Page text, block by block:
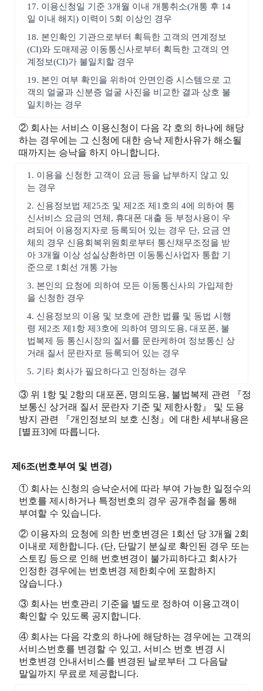
17. 이용신청일 기준 3개월 이내 개통취소(개통 후 14
일 이내 해지) 이력이 5회 이상인 경우
18. 본인확인 기관으로부터 획득한 고객의 연계정보
(CI)와 도매제공 이동통신사로부터 획득한 고객의 연
계정보(CI)가 불일치할 경우
19. 본인 여부 확인을 위하여 안면인증 시스템으로 고
객의 얼굴과 신분증 얼굴 사진을 비교한 결과 상호 불
일치하는 경우
② 회사는 서비스 이용신청이 다음 각 호의 하나에 해당
하는 경우에는 그 신청에 대한 승낙 제한사유가 해소될
때까지는 승낙을 하지 아니합니다.
1. 이용을 신청한 고객이 요금 등을 납부하지 않고 있
는 경우
2. 신용정보법 제25조 및 제2조 제1호의 4에 의하여 통
신서비스 요금의 연체, 휴대폰 대출 등 부정사용이 우
려되어 이용정지자로 등록되어 있는 경우 단, 요금 연
체의 경우 신용회복위원회로부터 통신채무조정을 받
아 3개월 이상 성실상환하면 이동통신사업자 통합 기
준으로 1회선 개통 가능
3. 본인의 요청에 의하여 모든 이동통신사의 가입제한
을 신청한 경우
4. 신용정보의 이용 및 보호에 관한 법률 및 동법 시행
령 제2조 제1항 제3호에 의하여 명의도용, 대포폰, 불
법복제 등 통신시장의 질서를 문란케하여 정보통신 상
거래 질서 문란자로 등록되어 있는 경우
5. 기타 회사가 필요하다고 인정하는 경우
③ 위 1항 및 2항의 대포폰, 명의도용, 불법복제 관련 『정
보통신 상거래 질서 문란자 기준 및 제한사항』 및 도용
방지 관련 『개인정보의 보호 신청』에 대한 세부내용은
[별표3]에 따릅니다.
제6조(번호부여 및 변경)
① 회사는 신청의 승낙순서에 따라 부여 가능한 일정수의
번호를 제시하거나 특정번호의 경우 공개추첨을 통해
부여할 수 있습니다.
② 이용자의 요청에 의한 번호변경은 1회선 당 3개월 2회
이내로 제한합니다. (단, 단말기 분실로 확인된 경우 또는
스토킹 등으로 인해 번호변경이 불가피하다고 회사가
인정한 경우에는 번호변경 제한회수에 포함하지
않습니다.)
③ 회사는 번호관리 기준을 별도로 정하여 이용고객이
확인할 수 있도록 공지합니다.
④ 회사는 다음 각호의 하나에 해당하는 경우에는 고객의
서비스번호를 변경할 수 있고, 서비스 번호 변경 시
번호변경 안내서비스를 변경된 날로부터 그 다음달
말일까지 무료로 제공합니다.